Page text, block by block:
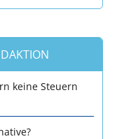
keine Steuern